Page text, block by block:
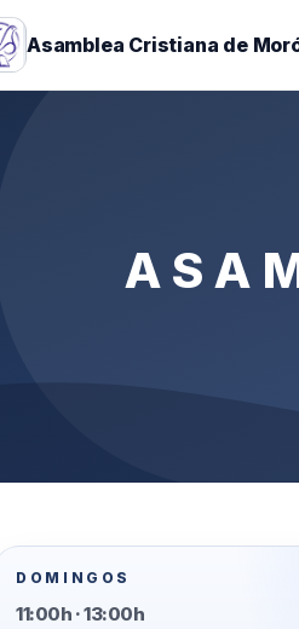
Asamblea Cristiana de
DOMINGOS
11:00h · 13:00h